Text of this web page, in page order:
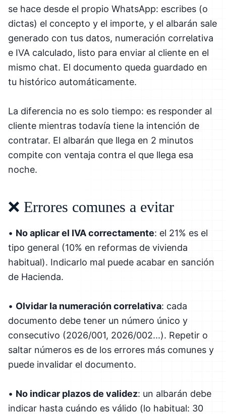
se hace desde el propio WhatsApp: escribes (o
dictas) el concepto y el importe, y el albarán sale
generado con tus datos, numeración correlativa
e IVA calculado, listo para enviar al cliente en el
mismo chat. El documento queda guardado en
tu histórico automáticamente.
La diferencia no es solo tiempo: es responder al
cliente mientras todavía tiene la intención de
contratar. El albarán que llega en 2 minutos
compite con ventaja contra el que llega esa
noche.
❌ Errores comunes a evitar
• No aplicar el IVA correctamente: el 21% es el
tipo general (10% en reformas de vivienda
habitual). Indicarlo mal puede acabar en sanción
de Hacienda.
• Olvidar la numeración correlativa: cada
documento debe tener un número único y
consecutivo (2026/001, 2026/002...). Repetir o
saltar números es de los errores más comunes y
puede invalidar el documento.
• No indicar plazos de validez: un albarán debe
indicar hasta cuándo es válido (lo habitual: 30